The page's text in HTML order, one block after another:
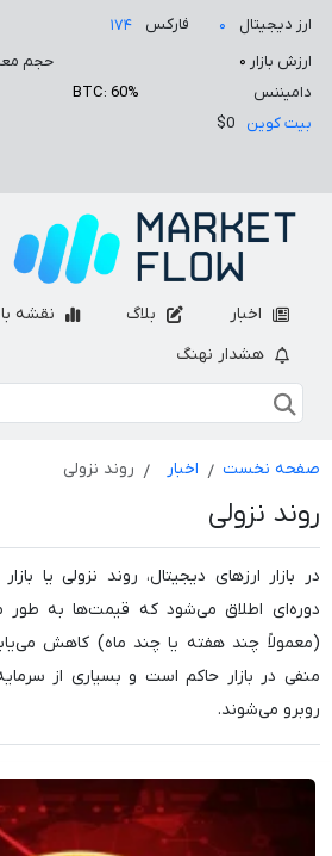
ارز دیجیتال ۰ فارکس
۱۷۴
ارزش بازار ۰ حجم
دامیننس
BTC: 60%
بیت کوین
$0
اخبار بلاگ نقشه
هشدار نهنگ
صفحه نخست اخبار روند نزولی
روند نزولی
دوره‌ای اطلاق می‌شود که قیمت‌ها به طور
(معمولاً چند هفته یا چند ماه) کاهش
منفی در بازار حاکم است و بسیاری از
روبرو می‌شوند.